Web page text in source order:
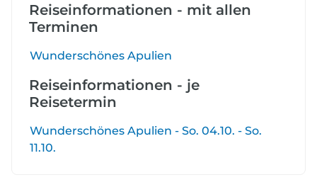
Reiseinformationen - mit allen
Terminen
Wunderschönes Apulien
Reiseinformationen - je
Reisetermin
Wunderschönes Apulien - So. 04.10. - So.
11.10.